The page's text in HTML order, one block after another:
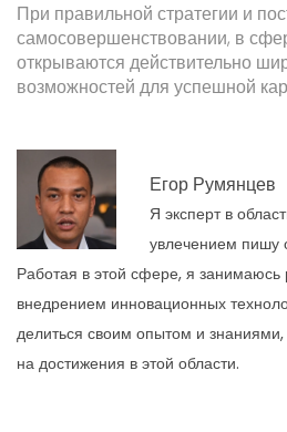
При правильной стратегии и
самосовершенствовании, в
открываются действительно
возможностей для успешной
Егор Румянцев
Я эксперт в
увлечением пишу
Работая в этой сфере, я занимаюсь
внедрением инновационных
делиться своим опытом и знаниями,
на достижения в этой области.